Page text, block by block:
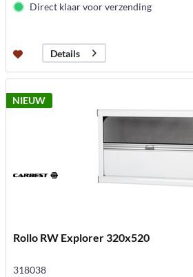
Direct klaar voor verzending
Details
NIEUW
Rollo RW Explorer 320x520
318038